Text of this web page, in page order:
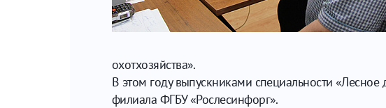
охотхозяйства».
В этом году выпускниками специальности
филиала ФГБУ «Рослесинфорг».